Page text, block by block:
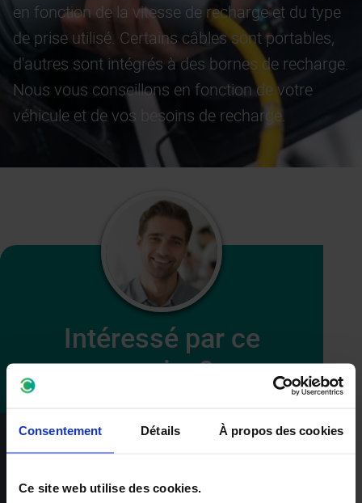
Consentement Détails À propos des cookies
Ce site web utilise des cookies.
en fonction de la vitesse de recharge et du type
de prise utilisé. Certains câbles sont portables,
d'autres sont intégrés à des bornes de recharge.
Nous vous conseillons en fonction de votre
véhicule et de vos besoins de recharge.
Intéressé par ce
service?
RECEVOIR UN DEVIS GRATUIT